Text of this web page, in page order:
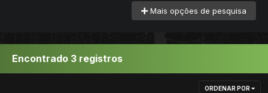
Mais opções de pesquisa
Encontrado 3 registros
ORDENAR POR